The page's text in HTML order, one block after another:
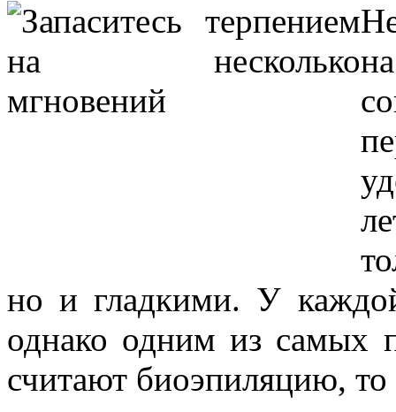
но и гладкими. У
однако одним из самых
считают биоэпиляцию,